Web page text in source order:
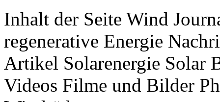
Inhalt der Seite Wind
regenerative Energie
Artikel Solarenergie Solar
Videos Filme und Bilder